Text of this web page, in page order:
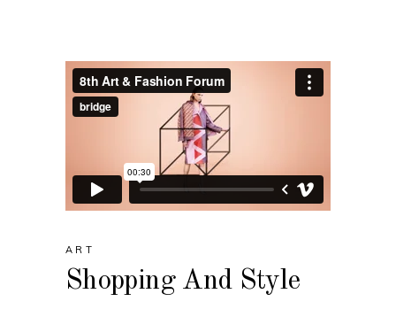
ART
Shopping And Style